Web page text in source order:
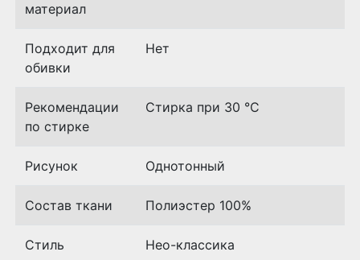
материал
Подходит для
обивки
Нет
Рекомендации
по стирке
Стирка при 30 °C
Рисунок Однотонный
Состав ткани Полиэстер 100%
Стиль Нео-классика